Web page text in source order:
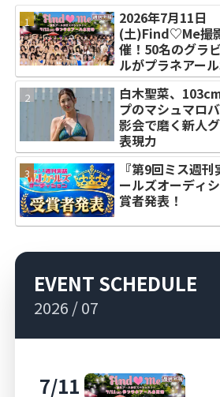
2026年7月11日
(土)Find♡Me撮
催！50名のグラ
ルがプラネアー
集結！
白木聖菜、
プのマシュマロ
影会で磨く新人
表現力
『第9回ミス週
ールズオーディ
賞者発表！
EVENT SCHEDULE
2026 / 07
7/11